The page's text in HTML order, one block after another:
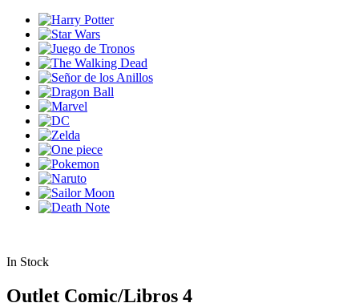
In Stock
Outlet Comic/Libros 4